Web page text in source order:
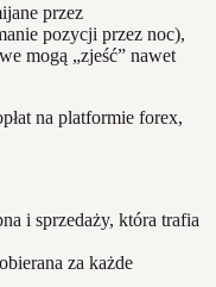
przez
pozycji przez noc),
mogą „zjeść” nawet
i sprzedaży, która trafia
za każde